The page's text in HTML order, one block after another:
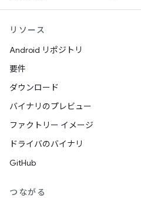
リソース
Android リポジトリ
要件
ダウンロード
バイナリのプレビュー
ファクトリー イメージ
ドライバのバイナリ
GitHub
つながる